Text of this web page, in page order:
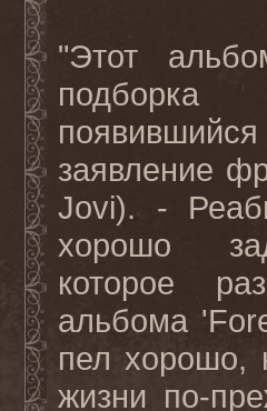
"Этот
подборка
заявление
Jovi). -
хорошо
которое
альбома
пел хорошо,
жизни по-